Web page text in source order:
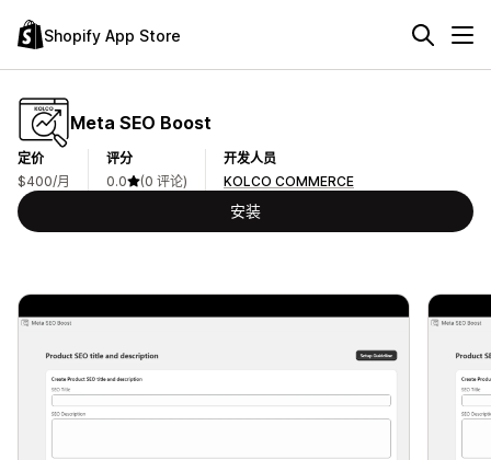
Shopify App Store
Meta SEO Boost
定价
$400/月
评分
0.0
(0 评论)
开发人员
KOLCO COMMERCE
安装